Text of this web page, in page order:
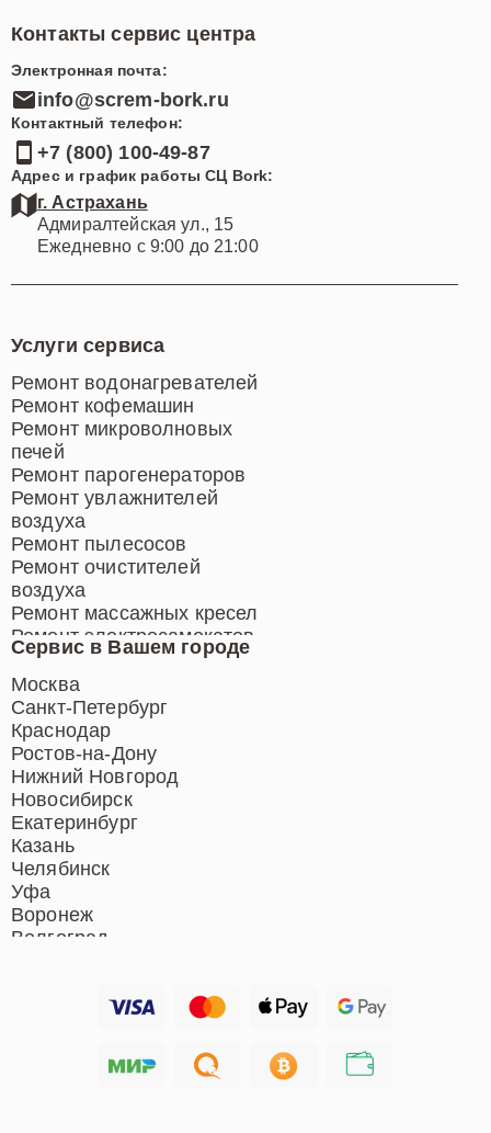
Контакты сервис центра
Электронная почта:
info@screm-bork.ru
Контактный телефон:
+7 (800) 100-49-87
Адрес и график работы СЦ Bork:
г. Астрахань
Адмиралтейская ул., 15
Ежедневно с 9:00 до 21:00
Сервис в Вашем городе
Москва
Санкт-Петербург
Краснодар
Ростов-на-Дону
Нижний Новгород
Новосибирск
Екатеринбург
Казань
Челябинск
Уфа
Воронеж
Волгоград
Хабаровск
Услуги сервиса
Ремонт водонагревателей
Ремонт кофемашин
Ремонт микроволновых
печей
Ремонт парогенераторов
Ремонт увлажнителей
воздуха
Ремонт пылесосов
Ремонт очистителей
воздуха
Ремонт массажных кресел
Ремонт электросамокатов
Ремонт индукционных плит
Ремонт роботов-пылесосов
Ремонт гладильных систем
Ремонт отпаривателей
Ремонт вертикальных
пылесосов